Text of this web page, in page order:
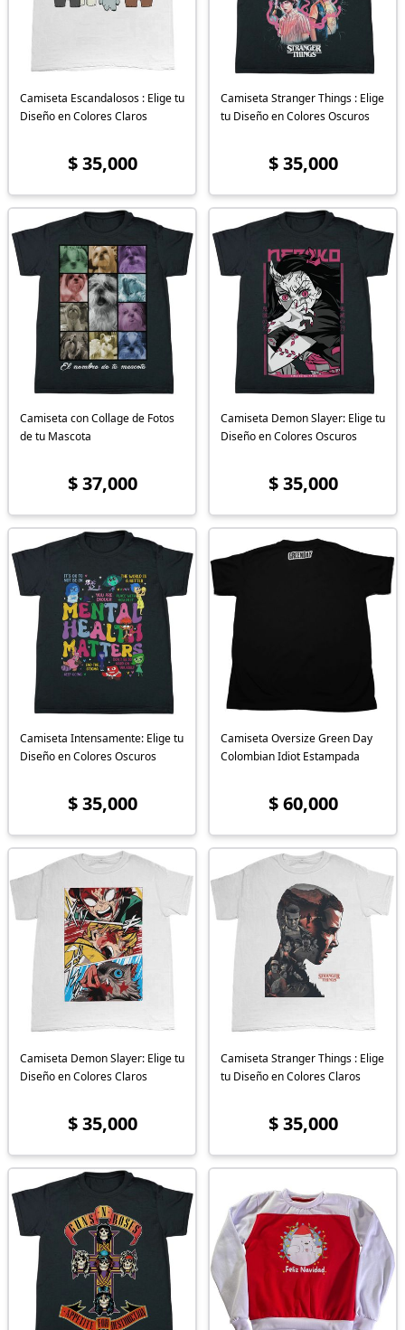
Camiseta Escandalosos : Elige tu
Diseño en Colores Claros
$ 35,000
Camiseta Stranger Things : Elige
tu Diseño en Colores Oscuros
$ 35,000
Camiseta con Collage de Fotos
de tu Mascota
$ 37,000
Camiseta Demon Slayer: Elige tu
Diseño en Colores Oscuros
$ 35,000
Camiseta Intensamente: Elige tu
Diseño en Colores Oscuros
$ 35,000
Camiseta Oversize Green Day
Colombian Idiot Estampada
$ 60,000
Camiseta Demon Slayer: Elige tu
Diseño en Colores Claros
$ 35,000
Camiseta Stranger Things : Elige
tu Diseño en Colores Claros
$ 35,000